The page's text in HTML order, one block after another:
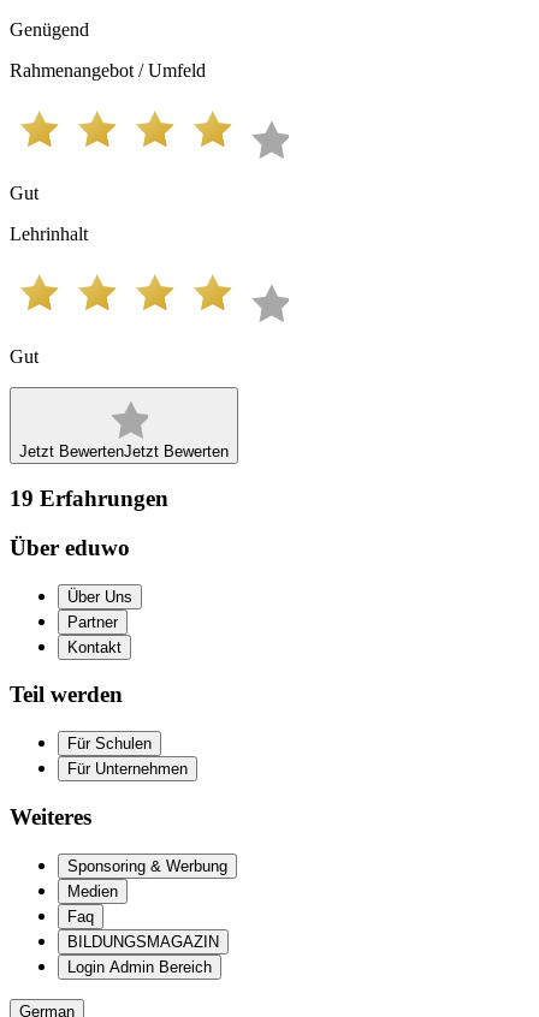
Genügend
Rahmenangebot / Umfeld
Gut
Lehrinhalt
Gut
Jetzt BewertenJetzt Bewerten
19 Erfahrungen
Über eduwo
Über Uns
Partner
Kontakt
Teil werden
Für Schulen
Für Unternehmen
Weiteres
Sponsoring & Werbung
Medien
Faq
BILDUNGSMAGAZIN
Login Admin Bereich
German